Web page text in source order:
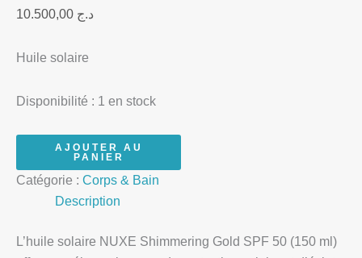
د.ج
Huile solaire
Disponibilité : 1 en stock
AJOUTER AU
PANIER
Catégorie : Corps & Bain
Description
L’huile solaire NUXE Shimmering Gold SPF 50 (150 ml)